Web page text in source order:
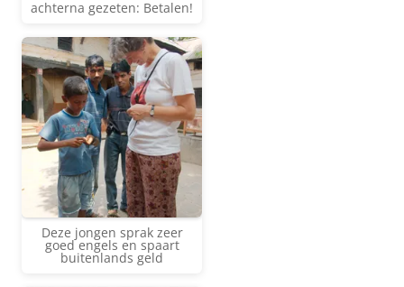
achterna gezeten: Betalen!
Deze jongen sprak zeer
goed engels en spaart
buitenlands geld